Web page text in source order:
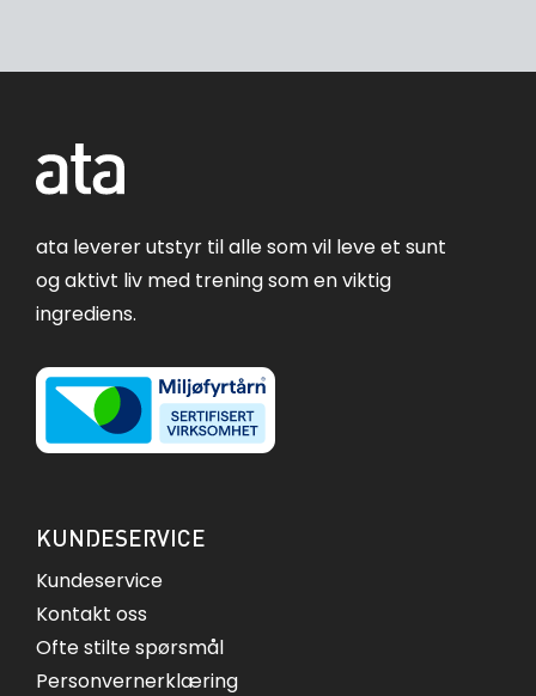
ata leverer utstyr til alle som vil leve et sunt
og aktivt liv med trening som en viktig
ingrediens.
KUNDESERVICE
Kundeservice
Kontakt oss
Ofte stilte spørsmål
Personvernerklæring